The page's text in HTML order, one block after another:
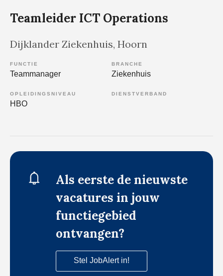
Teamleider ICT Operations
Dijklander Ziekenhuis, Hoorn
FUNCTIE
Teammanager
BRANCHE
Ziekenhuis
OPLEIDINGSNIVEAU
HBO
DIENSTVERBAND
Als eerste de nieuwste
vacatures in jouw
functiegebied
ontvangen?
Stel JobAlert in!